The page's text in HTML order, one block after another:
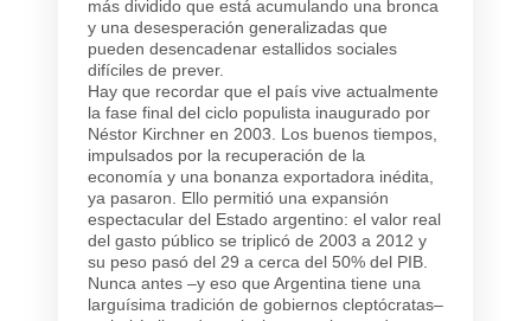
más dividido que está acumulando una bronca
y una desesperación generalizadas que
pueden desencadenar estallidos sociales
difíciles de prever.
Hay que recordar que el país vive actualmente
la fase final del ciclo populista inaugurado por
Néstor Kirchner en 2003. Los buenos tiempos,
impulsados por la recuperación de la
economía y una bonanza exportadora inédita,
ya pasaron. Ello permitió una expansión
espectacular del Estado argentino: el valor real
del gasto público se triplicó de 2003 a 2012 y
su peso pasó del 29 a cerca del 50% del PIB.
Nunca antes –y eso que Argentina tiene una
larguísima tradición de gobiernos cleptócratas–